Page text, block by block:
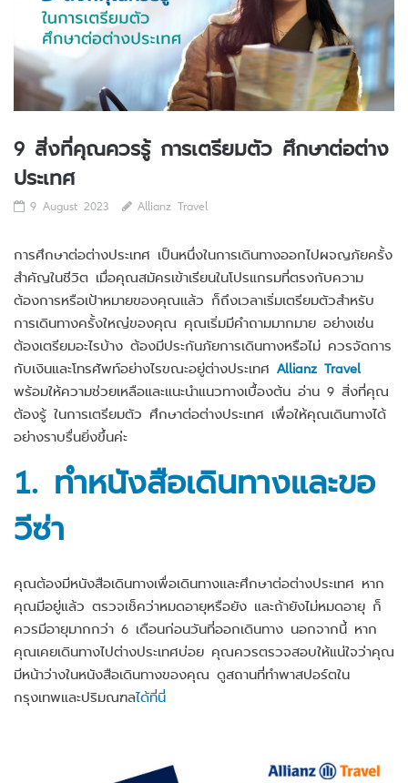
9 สิ่งที่คุณควรรู้ การเตรียมตัว ศึกษาต่อต่าง
ประเทศ
9 August 2023 Allianz Travel
การศึกษาต่อต่างประเทศ เป็นหนึ่งในการเดินทางออกไปผจญภัยครั้ง
สำคัญในชีวิต เมื่อคุณสมัครเข้าเรียนในโปรแกรมที่ตรงกับความ
ต้องการหรือเป้าหมายของคุณแล้ว ก็ถึงเวลาเริ่มเตรียมตัวสำหรับ
การเดินทางครั้งใหญ่ของคุณ คุณเริ่มมีคำถามมากมาย อย่างเช่น
ต้องเตรียมอะไรบ้าง ต้องมีประกันภัยการเดินทางหรือไม่ ควรจัดการ
กับเงินและโทรศัพท์อย่างไรขณะอยู่ต่างประเทศ Allianz Travel
พร้อมให้ความช่วยเหลือและแนะนำแนวทางเบื้องต้น อ่าน 9 สิ่งที่คุณ
ต้องรู้ ในการเตรียมตัว ศึกษาต่อต่างประเทศ เพื่อให้คุณเดินทางได้
อย่างราบรื่นยิ่งขึ้นค่ะ
1. ทำหนังสือเดินทางและขอ
วีซ่า
คุณต้องมีหนังสือเดินทางเพื่อเดินทางและศึกษาต่อต่างประเทศ หาก
คุณมีอยู่แล้ว ตรวจเช็คว่าหมดอายุหรือยัง และถ้ายังไม่หมดอายุ ก็
ควรมีอายุมากกว่า 6 เดือนก่อนวันที่ออกเดินทาง นอกจากนี้ หาก
คุณเคยเดินทางไปต่างประเทศบ่อย คุณควรตรวจสอบให้แน่ใจว่าคุณ
มีหน้าว่างในหนังสือเดินทางของคุณ ดูสถานที่ทำพาสปอร์ตใน
กรุงเทพและปริมณฑลได้ที่นี่